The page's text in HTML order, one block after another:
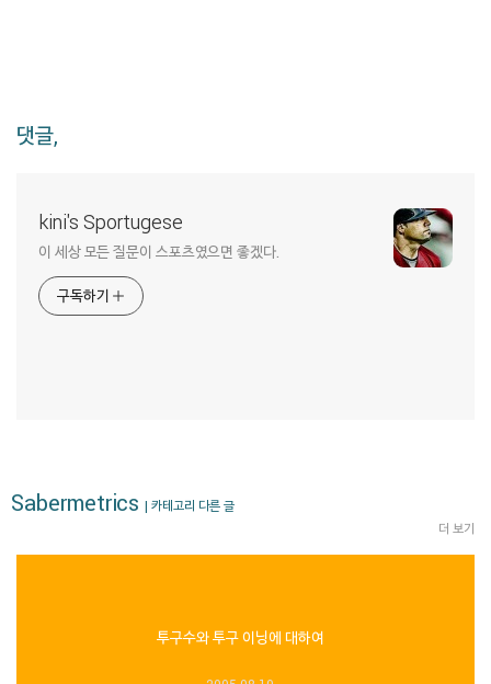
댓글,
kini's Sportugese
이 세상 모든 질문이 스포츠였으면 좋겠다.
구독하기
Sabermetrics | 카테고리 다른 글
더 보기
투구수와 투구 이닝에 대하여